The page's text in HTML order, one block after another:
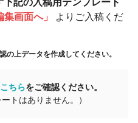
集画面へ」
よりご入稿くだ
の上データを作成してください。
こちらをご確認ください。
トはありません。）